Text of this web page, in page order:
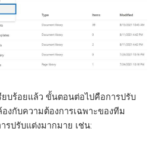
บร้อยแล้ว ขั้นตอนต่อไปคือการปรับ
งกับความต้องการเฉพาะของทีม
รปรับแต่งมากมาย เช่น: